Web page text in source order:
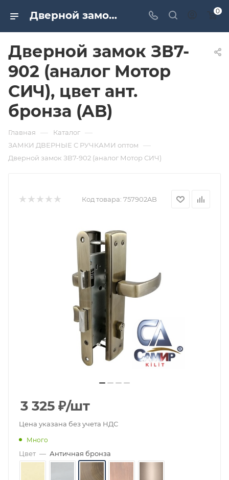
Дверной замок ЗВ7-902 (аналог Мотор СИЧ), цвет ант. бронза (AB). Дверная и мебельная фурнитура САМИР-КИЛИТ | Оптовые поставки 0
Дверной замок ЗВ7-
902 (аналог Мотор
СИЧ), цвет ант.
бронза (AB)
Главная — Каталог —
ЗАМКИ ДВЕРНЫЕ С РУЧКАМИ оптом —
Дверной замок ЗВ7-902 (аналог Мотор СИЧ)
Код товара: 757902AB
3 325 ₽/шт
Цена указана без учета НДС
Много
Цвет — Античная бронза